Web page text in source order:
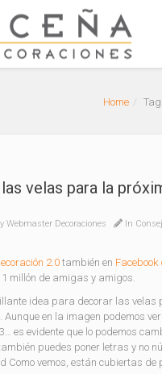
Home
velas para la
Webmaster Decoraciones In
2.0 también en Facebook
millón de amigas y amigos.
idea para decorar las velas
en la imagen podemos
es evidente que lo podemos
puedes poner letras y no
Como vemos, están cubiertas de